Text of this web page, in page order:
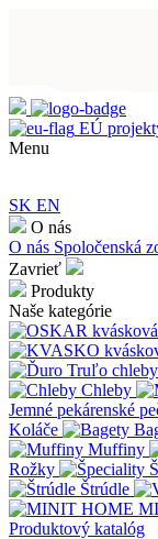
EÚ
Menu
SK EN
O nás
O nás Spoločenská
Zavrieť
Produkty
Naše kategórie
Chleby
Jemné pekárenské
Koláče
Muffiny
Rožky
Štrúdle
Produktový katalóg